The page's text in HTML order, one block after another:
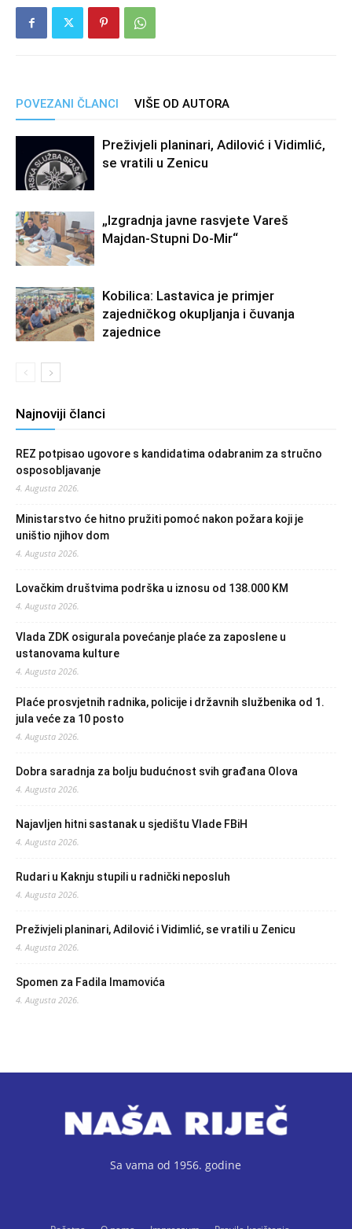
POVEZANI ČLANCI VIŠE OD AUTORA
Preživjeli planinari, Adilović i Vidimlić,
se vratili u Zenicu
„Izgradnja javne rasvjete Vareš
Majdan-Stupni Do-Mir“
Kobilica: Lastavica je primjer
zajedničkog okupljanja i čuvanja
zajednice
Najnoviji članci
REZ potpisao ugovore s kandidatima odabranim za stručno
osposobljavanje
4. Augusta 2026.
Ministarstvo će hitno pružiti pomoć nakon požara koji je
uništio njihov dom
4. Augusta 2026.
Lovačkim društvima podrška u iznosu od 138.000 KM
4. Augusta 2026.
Vlada ZDK osigurala povećanje plaće za zaposlene u
ustanovama kulture
4. Augusta 2026.
Plaće prosvjetnih radnika, policije i državnih službenika od 1.
jula veće za 10 posto
4. Augusta 2026.
Dobra saradnja za bolju budućnost svih građana Olova
4. Augusta 2026.
Najavljen hitni sastanak u sjedištu Vlade FBiH
4. Augusta 2026.
Rudari u Kaknju stupili u radnički neposluh
4. Augusta 2026.
Preživjeli planinari, Adilović i Vidimlić, se vratili u Zenicu
4. Augusta 2026.
Spomen za Fadila Imamovića
4. Augusta 2026.
Sa vama od 1956. godine